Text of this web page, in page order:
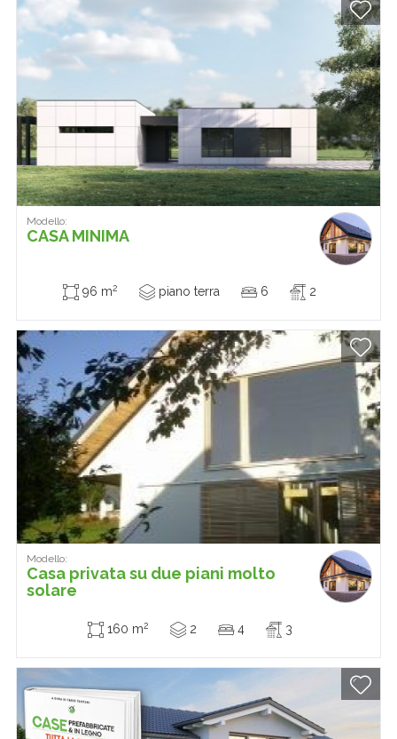
Modello:
CASA MINIMA
96 m2 piano terra 6 2
Modello:
Casa privata su due piani molto
solare
160 m2 2 4 3